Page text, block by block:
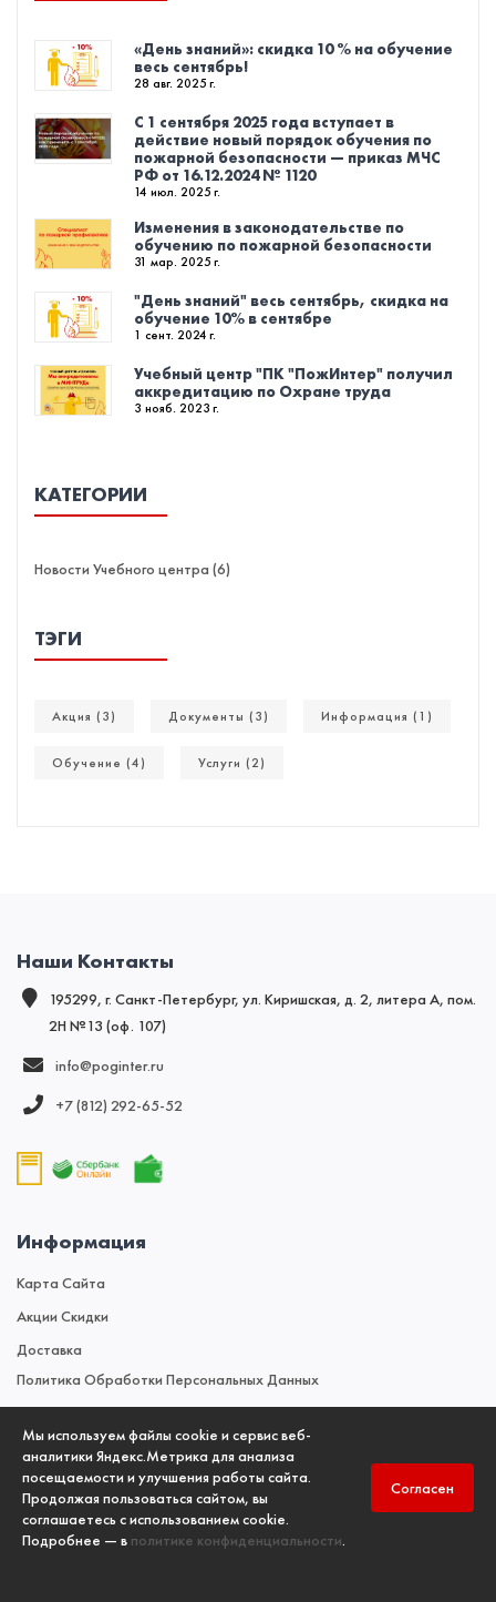
Мы используем файлы cookie и сервис веб-
аналитики Яндекс.Метрика для анализа
посещаемости и улучшения работы сайта.
Продолжая пользоваться сайтом, вы
соглашаетесь с использованием cookie.
Подробнее — в политике конфиденциальности.
Согласен
«День знаний»: скидка 10 % на обучение
весь сентябрь!
28 авг. 2025 г.
С 1 сентября 2025 года вступает в
действие новый порядок обучения по
пожарной безопасности — приказ МЧС
РФ от 16.12.2024 № 1120
14 июл. 2025 г.
Изменения в законодательстве по
обучению по пожарной безопасности
31 мар. 2025 г.
"День знаний" весь сентябрь, скидка на
обучение 10% в сентябре
1 сент. 2024 г.
Учебный центр "ПК "ПожИнтер" получил
аккредитацию по Охране труда
3 нояб. 2023 г.
КАТЕГОРИИ
Новости Учебного центра (6)
ТЭГИ
Акция (3) Документы (3) Информация (1)
Обучение (4) Услуги (2)
Наши Контакты
195299, г. Санкт-Петербург, ул. Киришская, д. 2, литера А, пом.
2Н №13 (оф. 107)
info@poginter.ru
+7 (812) 292‑65‑52
Информация
Карта Сайта
Акции Скидки
Доставка
Политика Обработки Персональных Данных
Новости
Новостной Блог